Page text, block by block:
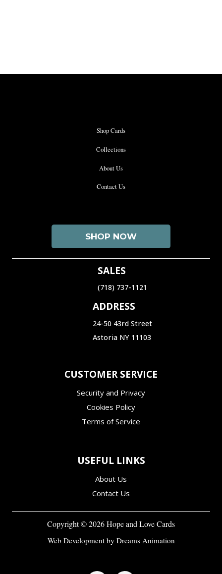
Shop Cards
Collections
About Us
Contact Us
SHOP NOW
SALES
(718) 737-1121‬
ADDRESS
24-50 43rd Street
Astoria NY 11103
CUSTOMER SERVICE
Security and Privacy
Cookies Policy
Terms of Service
USEFUL LINKS
About Us
Contact Us
Copyright ©2026Hope and Love Cards
Web Development by Dreams Animation